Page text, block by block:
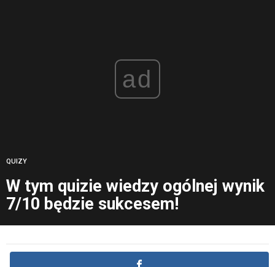
ad
QUIZY
W tym quizie wiedzy ogólnej wynik
7/10 będzie sukcesem!